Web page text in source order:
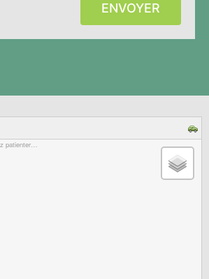
ENVOYER
patienter…